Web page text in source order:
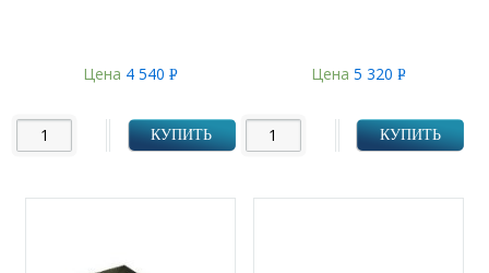
Цена 4 540 Р
КУПИТЬ
Цена5 320Р
КУПИТЬ